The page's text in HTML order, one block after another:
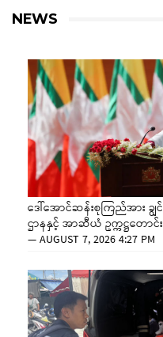
NEWS
ဒေါ်အောင်ဆန်းစုကြည်အား ချွ
ဌာနနှင့် အာဆီယံ ဥက္ကဋ္ဌတော
—AUGUST 7, 2026 4:27 PM